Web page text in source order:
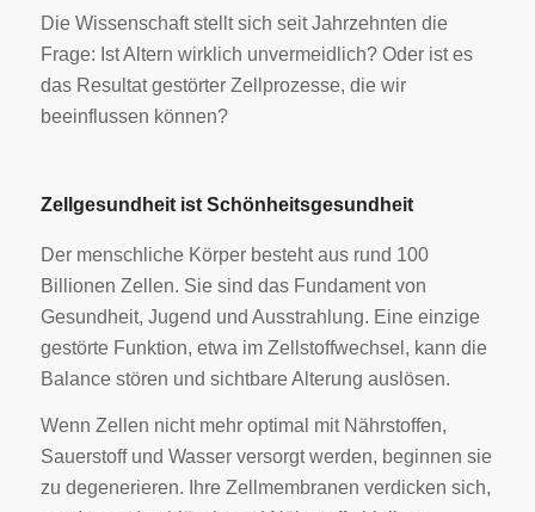
Die Wissenschaft stellt sich seit Jahrzehnten die
Frage: Ist Altern wirklich unvermeidlich? Oder ist es
das Resultat gestörter Zellprozesse, die wir
beeinflussen können?
Zellgesundheit ist Schönheitsgesundheit
Der menschliche Körper besteht aus rund 100
Billionen Zellen. Sie sind das Fundament von
Gesundheit, Jugend und Ausstrahlung. Eine einzige
gestörte Funktion, etwa im Zellstoffwechsel, kann die
Balance stören und sichtbare Alterung auslösen.
Wenn Zellen nicht mehr optimal mit Nährstoffen,
Sauerstoff und Wasser versorgt werden, beginnen sie
zu degenerieren. Ihre Zellmembranen verdicken sich,